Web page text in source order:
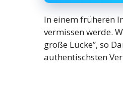
In einem früheren
vermissen werde.
große Lücke”, so
authentischsten